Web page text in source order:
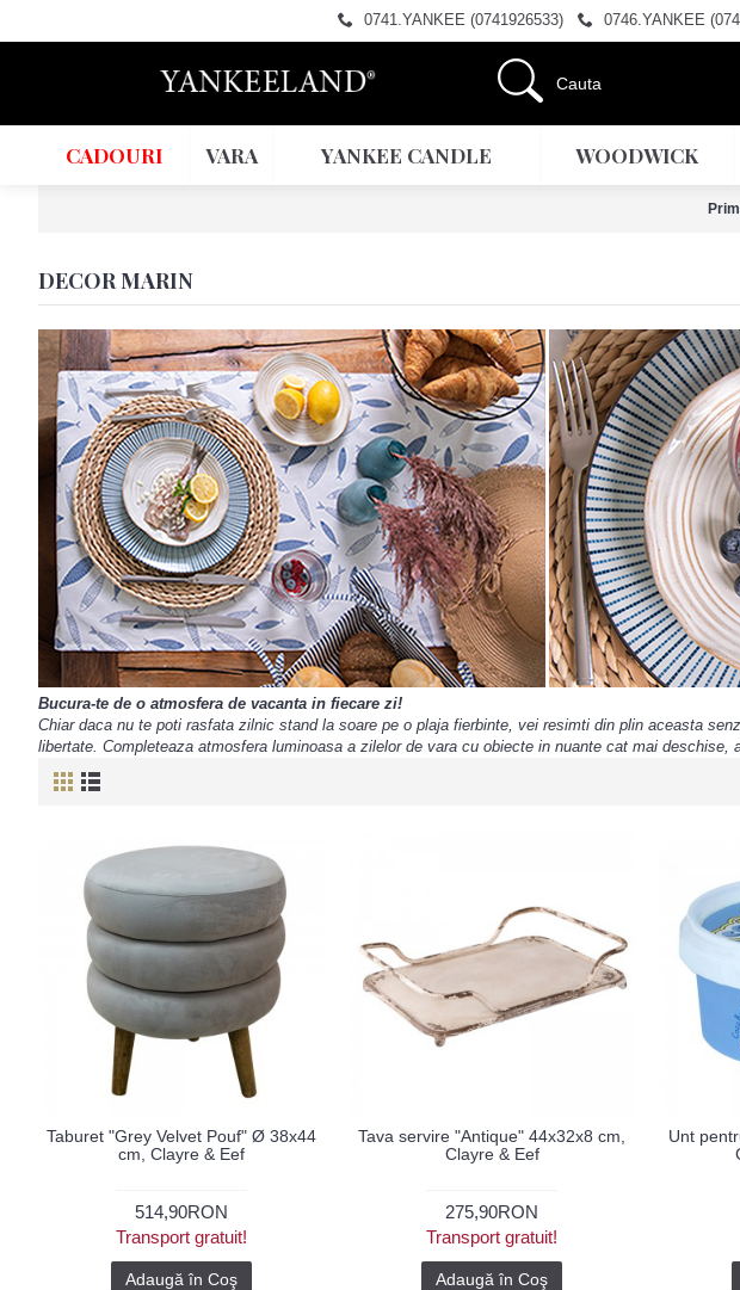
0741.YANKEE (0741926533) 0746.YANKEE
CADOURI VARA YANKEE CANDLE WOODWICK
DECOR MARIN
Bucura-te de o atmosfera de vacanta in fiecare zi!
Chiar daca nu te poti rasfata zilnic stand la soare pe o plaja fierbinte, vei resimti din plin aceasta
libertate. Completeaza atmosfera luminoasa a zilelor de vara cu obiecte in nuante cat mai deschise,
Taburet "Grey Velvet Pouf" Ø 38x44
cm, Clayre & Eef
514,90RON
Transport gratuit!
Adaugă în Coş
Tava servire "Antique" 44x32x8 cm,
Clayre & Eef
275,90RON
Transport gratuit!
Adaugă în Coş
Unt